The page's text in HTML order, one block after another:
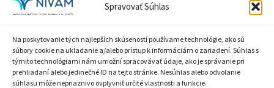
Spravovať Súhlas
Na poskytovanie tých najlepších skúseností používame technológie, ako sú
súbory cookie na ukladanie a/alebo prístup k informáciám o zariadení. Súhlas s
týmito technológiami nám umožní spracovávať údaje, ako je správanie pri
prehliadaní alebo jedinečné ID na tejto stránke. Nesúhlas alebo odvolanie
súhlasu môže nepriaznivo ovplyvniť určité vlastnosti a funkcie.
DIČ: 2020798714
Zásady ochrany súkromia